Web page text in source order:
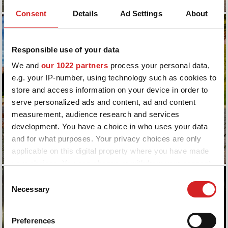
Consent Details Ad Settings About
Responsible use of your data
We and our 1022 partners process your personal data,
e.g. your IP-number, using technology such as cookies to
store and access information on your device in order to
serve personalized ads and content, ad and content
measurement, audience research and services
development. You have a choice in who uses your data
and for what purposes. Your privacy choices are only
applicable on this digital property where you have made
the Privacy trigger icon.
Collect information about your geographical location
Selection
Necessary
Preferences